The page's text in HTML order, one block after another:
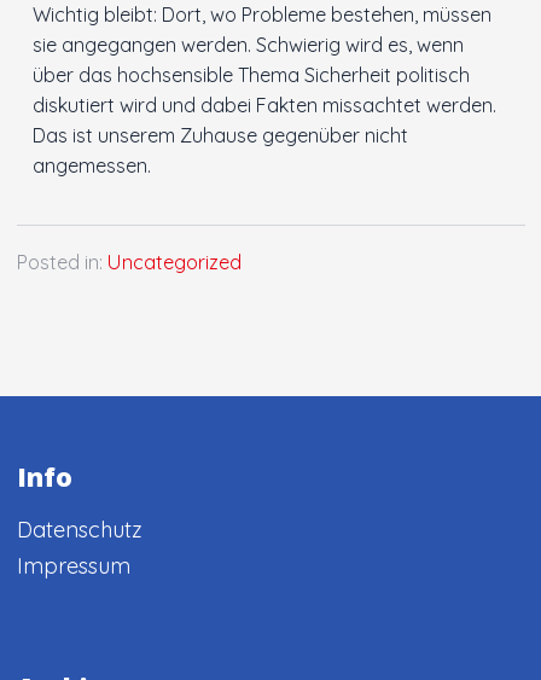
Wichtig bleibt: Dort, wo Probleme bestehen, müssen
sie angegangen werden. Schwierig wird es, wenn
über das hochsensible Thema Sicherheit politisch
diskutiert wird und dabei Fakten missachtet werden.
Das ist unserem Zuhause gegenüber nicht
angemessen.
Posted in: Uncategorized
Info
Datenschutz
Impressum